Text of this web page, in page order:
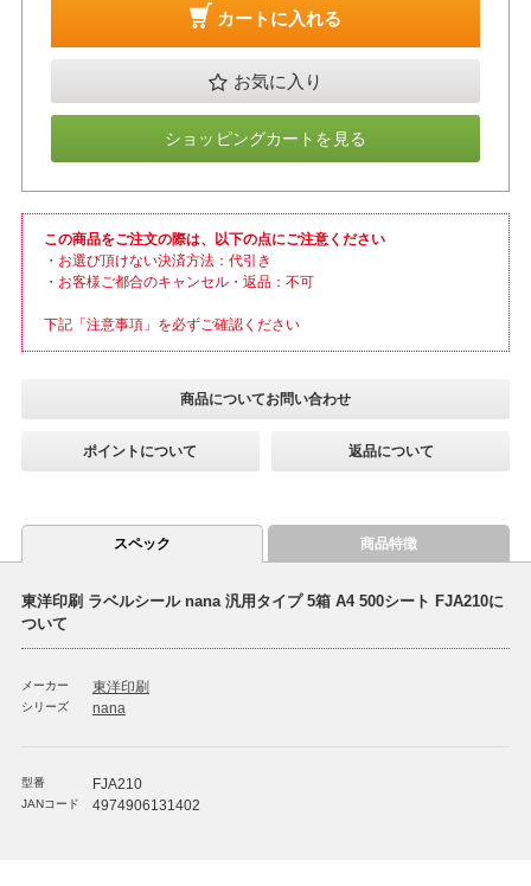
カートに入れる
お気に入り
ショッピングカートを見る
この商品をご注文の際は、以下の点にご注意ください
・お選び頂けない決済方法：代引き
・お客様ご都合のキャンセル・返品：不可
下記「注意事項」を必ずご確認ください
商品についてお問い合わせ
ポイントについて 返品について
スペック 商品特徴
東洋印刷 ラベルシール nana 汎用タイプ 5箱 A4 500シート FJA210に
ついて
メーカー 東洋印刷
シリーズ nana
型番 FJA210
JANコード 4974906131402